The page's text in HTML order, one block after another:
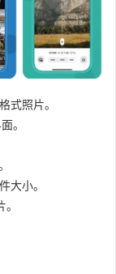
式照片。
。
大小。